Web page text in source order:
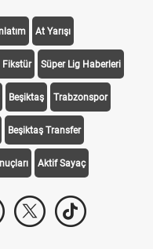
Süper Lig Haberleri
Beşiktaş Trabzonspor
Beşiktaş Transfer
Aktif Sayaç